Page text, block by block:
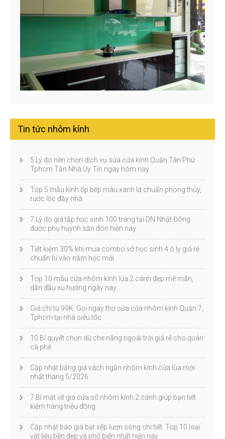
Tin tức nhôm kính
5 Lý do nên chọn dịch vụ sửa cửa kính Quận Tân Phú
Tphcm Tận Nhà Uy Tín ngay hôm nay
Top 5 mẫu kính ốp bếp màu xanh lá chuẩn phong thủy,
rước lộc đầy nhà
7 Lý do giá tập học sinh 100 trang tại DN Nhật Đông
được phụ huynh săn đón hiện nay
Tiết kiệm 30% khi mua combo vở học sinh 4 ô ly giá rẻ
chuẩn bị vào năm học mới
Top 10 mẫu cửa nhôm kính lùa 2 cánh đẹp mê mẩn,
dẫn đầu xu hướng ngày nay
Giá chỉ từ 99K: Gọi ngay thợ sửa cửa nhôm kính Quận 7,
Tphcm tại nhà siêu tốc
10 Bí quyết chọn dù che nắng ngoài trời giá rẻ cho quán
cà phê
Cập nhật bảng giá vách ngăn nhôm kính cửa lùa mới
nhất tháng 5/2026.
7 Bí mật về giá cửa sổ nhôm kính 2 cánh giúp bạn tiết
kiệm hàng triệu đồng.
Cập nhật báo giá bạt xếp lượn sóng chi tiết: Top 10 loại
vật liệu bền đẹp và phổ biến nhất hiện nay